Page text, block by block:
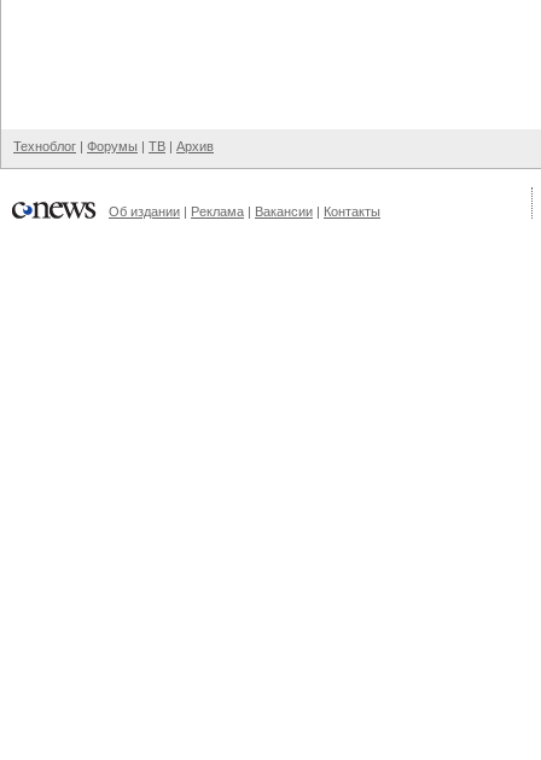
Техноблог | Форумы | ТВ | Архив
Об издании | Реклама | Вакансии | Контакты